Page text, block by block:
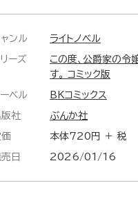
ンル ライトノベル
ーズ
この度、公爵家の令
す。 コミック版
ベル BKコミックス
社 ぶんか社
本体720円 ＋ 税
日 2026/01/16